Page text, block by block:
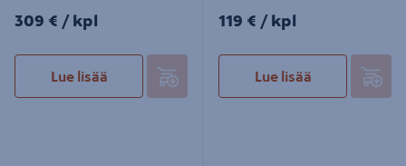
309€/kpl
309 € / kpl
Lue lisää
119€/kpl
119 € / kpl
Lue lisää